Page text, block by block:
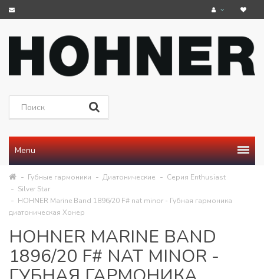
Menu
Губные гармоники Диатонические
Серия Enthusiast
Silver Star
HOHNER Marine Band 1896/20 F# nat minor - Губная гармоника
диатоническая Хонер
HOHNER MARINE BAND
1896/20 F# NAT MINOR -